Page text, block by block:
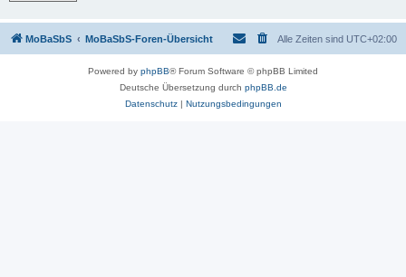
MoBaSbS MoBaSbS-Foren-Übersicht Alle Zeiten sind UTC+02:00
Powered by phpBB® Forum Software © phpBB Limited
Deutsche Übersetzung durch phpBB.de
Datenschutz| Nutzungsbedingungen